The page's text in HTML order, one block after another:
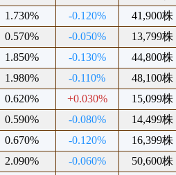
1.730% -0.120% 41,900株
0.570% -0.050% 13,799株
1.850% -0.130% 44,800株
1.980% -0.110% 48,100株
0.620% +0.030% 15,099株
0.590% -0.080% 14,499株
0.670% -0.120% 16,399株
2.090% -0.060% 50,600株